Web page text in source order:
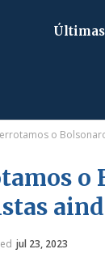
o
o
jul 23, 2023